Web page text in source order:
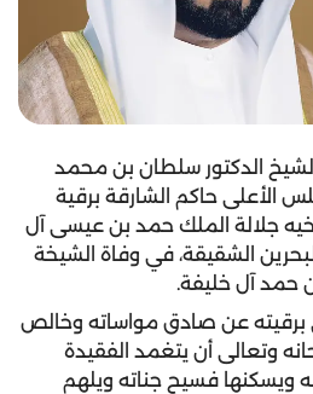
الدكتور سلطان بن محمد
الأعلى حاكم الشارقة برقية
جلالة الملك حمد بن عيسى آل
الشقيقة، في وفاة الشيخة
حمد آل خليفة.
عن صادق مواساته وخالص
وتعالى أن يتغمد الفقيدة
ويسكنها فسيح جناته ويلهم